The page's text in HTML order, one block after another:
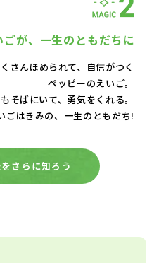
が、 一生のともだちに
さんほめられて、自信がつく
ペッピーのえいご。
そばにいて、 勇気をくれる。
ごはきみの、一生のともだち!
さらに知ろう